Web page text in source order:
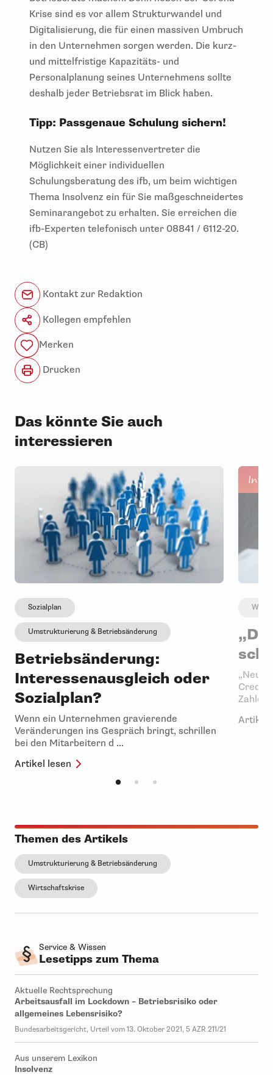
Krise sind es vor allem Strukturwandel und
Digitalisierung, die für einen massiven Umbruch
in den Unternehmen sorgen werden. Die kurz-
und mittelfristige Kapazitäts- und
Personalplanung seines Unternehmens sollte
deshalb jeder Betriebsrat im Blick haben.
Tipp: Passgenaue Schulung sichern!
Nutzen Sie als Interessenvertreter die
Möglichkeit einer individuellen
Schulungsberatung des ifb, um beim wichtigen
Thema Insolvenz ein für Sie maßgeschneidertes
Seminarangebot zu erhalten. Sie erreichen die
ifb-Experten telefonisch unter 08841 / 6112-20.
(CB)
Kontakt zur Redaktion
Kollegen empfehlen
Merken
Drucken
Das könnte Sie auch
interessieren
Sozialplan
Umstrukturierung & Betriebsänderung
Betriebsänderung:
Interessenausgleich oder
Sozialplan?
Wenn ein Unternehmen gravierende
Veränderungen ins Gespräch bringt, schrillen
bei den Mitarbeitern d ...
Artikel lesen
„Neue
Zahlen
Artikel
Themen des Artikels
Umstrukturierung & Betriebsänderung
Wirtschaftskrise
Service & Wissen
Lesetipps zum Thema
Aktuelle Rechtsprechung
Arbeitsausfall im Lockdown – Betriebsrisiko oder
allgemeines Lebensrisiko?
Bundesarbeitsgericht, Urteil vom 13. Oktober 2021, 5 AZR 211/21
Aus unserem Lexikon
Insolvenz